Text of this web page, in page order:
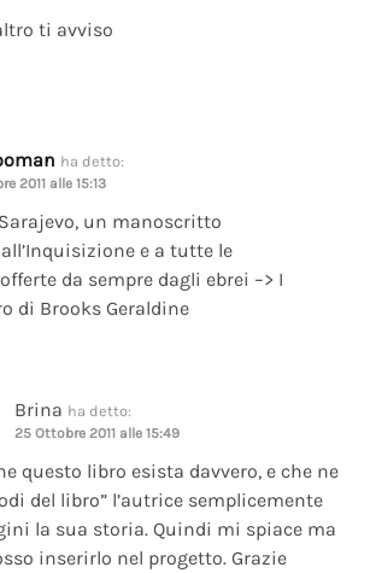
ti avviso
ha detto:
2011 alle 15:13
un manoscritto
e a tutte le
da sempre dagli ebrei –> I
di Brooks Geraldine
Brina ha detto:
25 Ottobre 2011 alle 15:49
questo libro esista davvero, e che ne
del libro” l’autrice semplicemente
la sua storia. Quindi mi spiace ma
inserirlo nel progetto. Grazie